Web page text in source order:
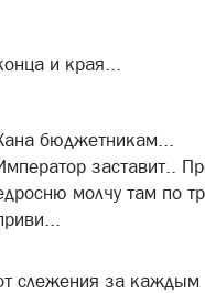
и края...
бюджетникам...
заставит..
молчу там по
слежения за каждым